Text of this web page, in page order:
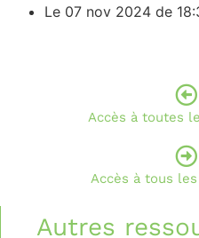
Le 07 nov 2024 de
Accès à toutes
Accès à tous
Autres